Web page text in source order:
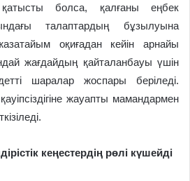
қатысты болса, қалғаны еңбек
талаптардың бұзылуына
оқиғадан кейін арнайы
жағдайдың қайталанбауы үшін
шаралар жоспары беріледі.
жауапты мамандармен
кеңестердің рөлі күшейді